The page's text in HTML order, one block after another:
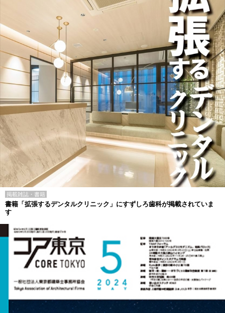
掲載雑誌・書籍
書籍「拡張するデンタルクリニック」にすずしろ歯科が掲載されていま
す